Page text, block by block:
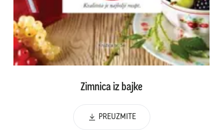
Zimnica iz bajke
PREUZMITE